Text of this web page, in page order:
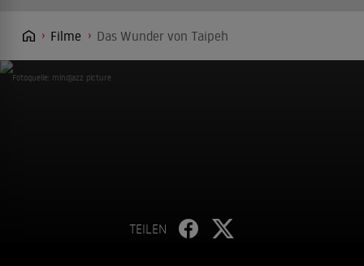
Filme Das Wunder von Taipeh
Fotoquelle: mindjazz picture
TEILEN